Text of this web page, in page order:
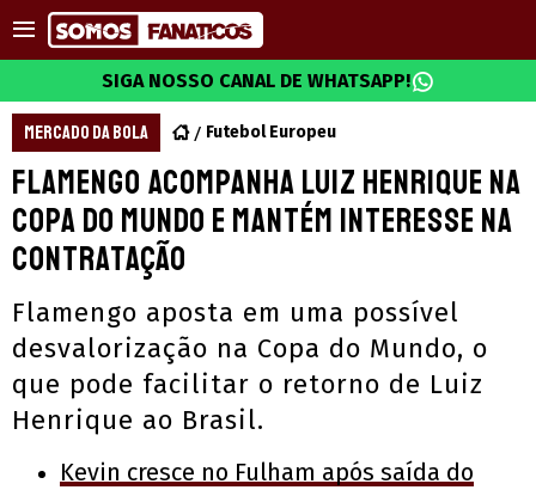
SIGA NOSSO CANAL DE WHATSAPP!
MERCADO DA BOLA Futebol Europeu
Flamengo acompanha Luiz Henrique na
Copa do Mundo e mantém interesse na
contratação
Flamengo aposta em uma possível
desvalorização na Copa do Mundo, o
que pode facilitar o retorno de Luiz
Henrique ao Brasil.
Kevin cresce no Fulham após saída do